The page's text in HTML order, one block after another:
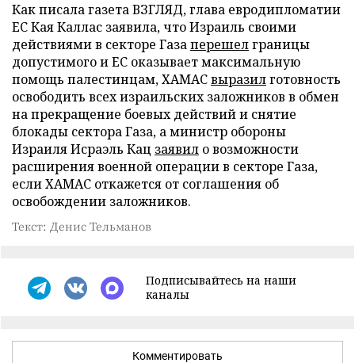
Как писала газета ВЗГЛЯД, глава евродипломатии
ЕС Кая Каллас заявила, что Израиль своими
действиями в секторе Газаперешелграницы
допустимого и ЕС оказывает максимальную
помощь палестинцам, ХАМАСвыразилготовность
освободить всех израильских заложников в обмен
на прекращение боевых действий и снятие
блокады сектора Газа, а министр обороны
Израиля Исраэль Кац заявил о возможности
расширения военной операции в секторе Газа,
если ХАМАС откажется от соглашения об
освобождении заложников.
Текст: Денис Тельманов
Подписывайтесь на наши
каналы
Комментировать